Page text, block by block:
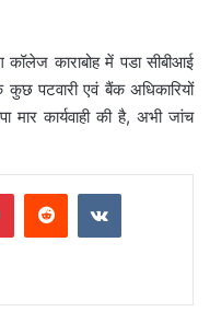
काराबोह में पडा सीबीआई
पटवारी एवं बैंक अधिकारियों
मार कार्यवाही की है, अभी जांच